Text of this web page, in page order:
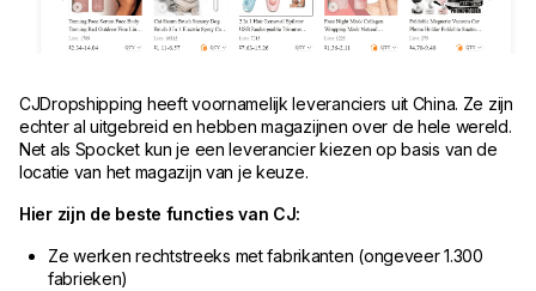
CJDropshipping heeft voornamelijk leveranciers uit China. Ze zijn
echter al uitgebreid en hebben magazijnen over de hele wereld.
Net als Spocket kun je een leverancier kiezen op basis van de
locatie van het magazijn van je keuze.
Hier zijn de beste functies van CJ:
Ze werken rechtstreeks met fabrikanten (ongeveer 1.300
fabrieken)